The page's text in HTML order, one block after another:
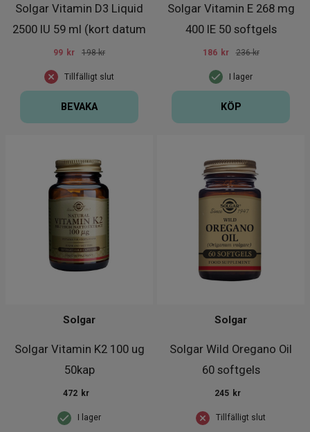
Solgar Vitamin D3 Liquid
2500 IU 59 ml (kort datum
Tillfälligt slut
99 kr 198 kr
BEVAKA
Solgar Vitamin E 268 mg
400 IE 50 softgels
I lager
186 kr 236 kr
KÖP
Solgar Vitamin K2 100 ug
50kap
Solgar
I lager
472 kr
Solgar Wild Oregano Oil
60 softgels
Solgar
Tillfälligt slut
245 kr